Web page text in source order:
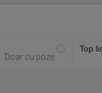
Doar cu poze